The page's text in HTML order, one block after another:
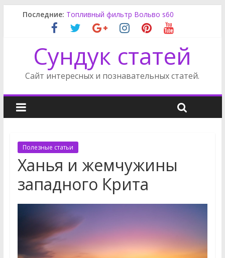
Последние:
Фильтр масляный Вольво s60
Топливный фильтр Вольво s60
Отдых в Пиерии
Сундук статей
Сайт интересных и познавательных статей.
Полезные статьи
Ханья и жемчужины
западного Крита